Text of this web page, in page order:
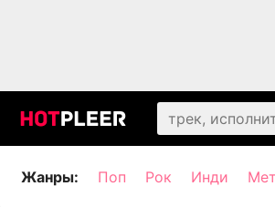
Жанры: Поп Рок Инди